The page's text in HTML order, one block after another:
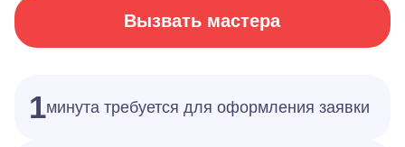
Вызвать мастера
1минута требуется для оформления заявки